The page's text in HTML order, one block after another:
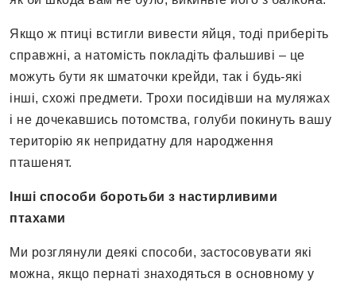
Якщо ж птиці встигли вивести яйця, тоді приберіть
справжні, а натомість покладіть фальшиві – це
можуть бути як шматочки крейди, так і будь-які
інші, схожі предмети. Трохи посидівши на муляжах
і не дочекавшись потомства, голуби покинуть вашу
територію як непридатну для народження
пташенят.
Інші способи боротьби з настирливими
птахами
Ми розглянули деякі способи, застосовувати які
можна, якщо пернаті знаходяться в основному у